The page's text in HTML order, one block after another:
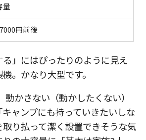
量
円前後
る」にはぴったりのように見え
。かなり大型です。
かさない（動かしたくない）
ャンプにも持っていきたいしな
り払って潔く設置できそうな気